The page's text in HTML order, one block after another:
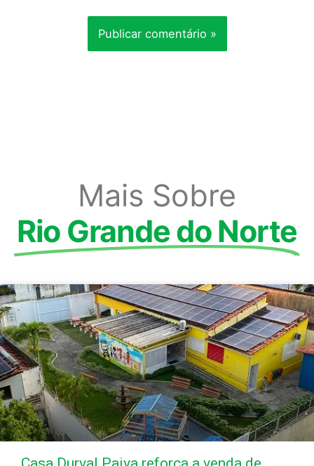
Mais Sobre
Rio Grande do Norte